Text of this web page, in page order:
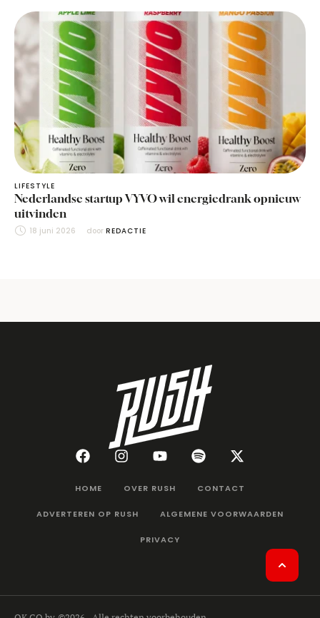
LIFESTYLE
Nederlandse startup VYVO wil energiedrank opnieuw
uitvinden
18 juni 2026 door REDACTIE
HOME OVER RUSH CONTACT
ADVERTEREN OP RUSH ALGEMENE VOORWAARDEN
PRIVACY